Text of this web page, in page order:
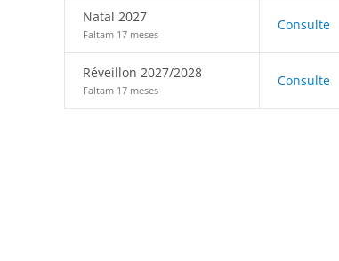
Natal 2027
Faltam 17 meses
Consulte
Réveillon 2027/2028
Faltam 17 meses
Consulte